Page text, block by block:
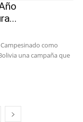
como
una campaña que